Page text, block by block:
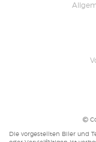
Die vorgestellten Biler und